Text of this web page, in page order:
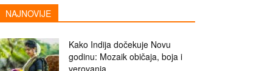
NAJNOVIJE
Kako Indija dočekuje Novu
godinu: Mozaik običaja, boja i
verovanja